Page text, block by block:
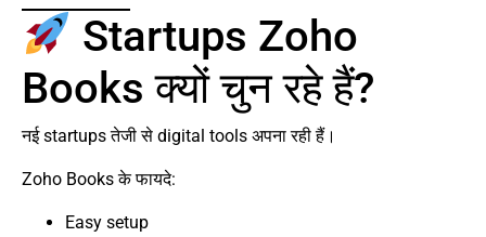
Startups Zoho
Books क्यों चुन रहे हैं?
नई startups तेजी से digital tools अपना रही हैं।
Zoho Books के फायदे:
Easy setup